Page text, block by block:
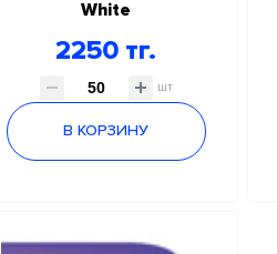
White
2250 тг.
шт
В КОРЗИНУ